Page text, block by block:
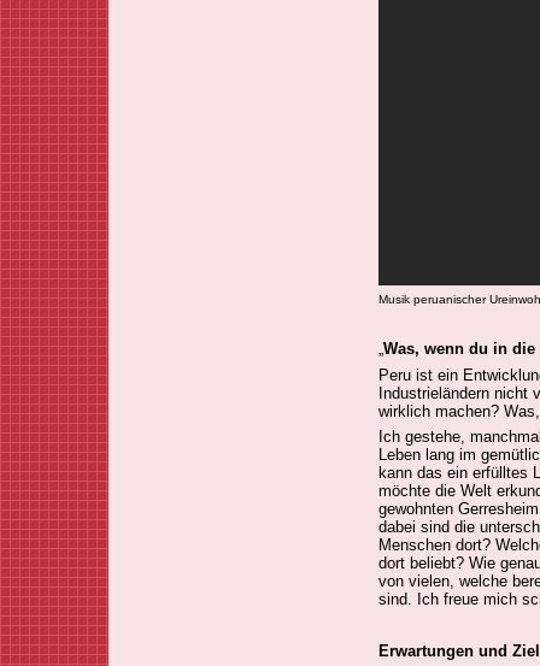
Musik peruanischer
„Was, wenn du in
Peru ist ein
Industrieländern nicht
wirklich machen?
Ich gestehe,
Leben lang im
kann das ein erfülltes
möchte die Welt
gewohnten
dabei sind die
Menschen dort?
dort beliebt? Wie
von vielen, welche
sind. Ich freue mich
Erwartungen und